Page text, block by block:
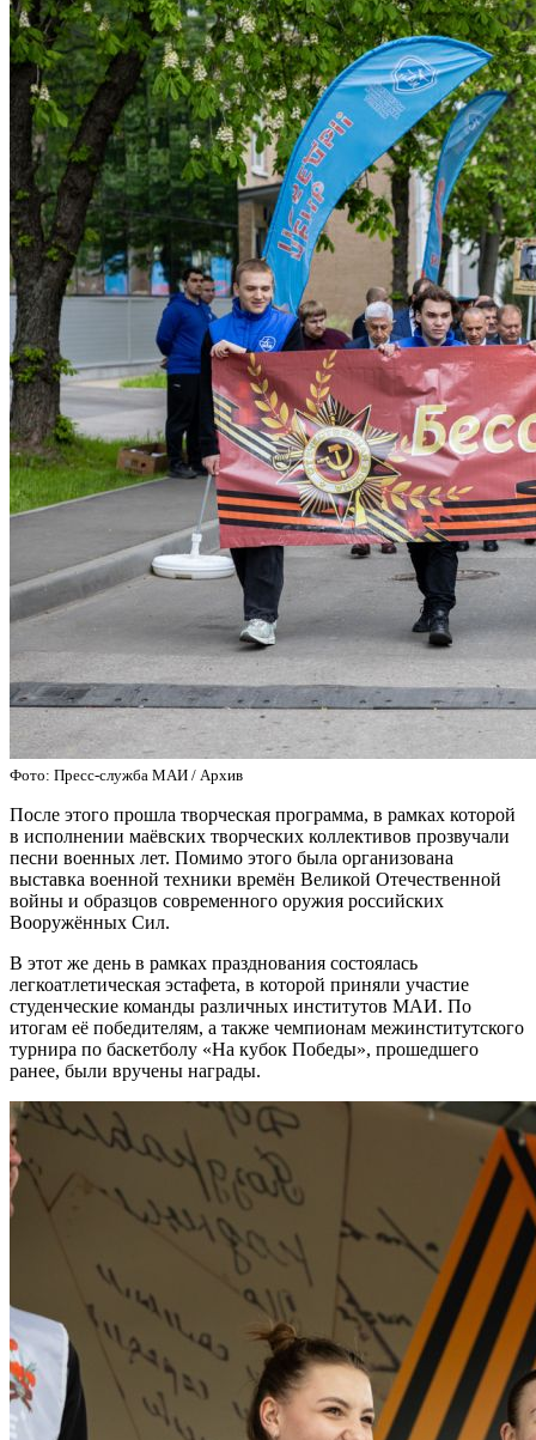
Фото: Пресс-служба МАИ / Архив
После этого прошла творческая программа, в рамках которой
в исполнении маёвских творческих коллективов прозвучали
песни военных лет. Помимо этого была организована
выставка военной техники времён Великой Отечественной
войны и образцов современного оружия российских
Вооружённых Сил.
В этот же день в рамках празднования состоялась
легкоатлетическая эстафета, в которой приняли участие
студенческие команды различных институтов МАИ. По
итогам её победителям, а также чемпионам межинститутского
турнира по баскетболу «На кубок Победы», прошедшего
ранее, были вручены награды.